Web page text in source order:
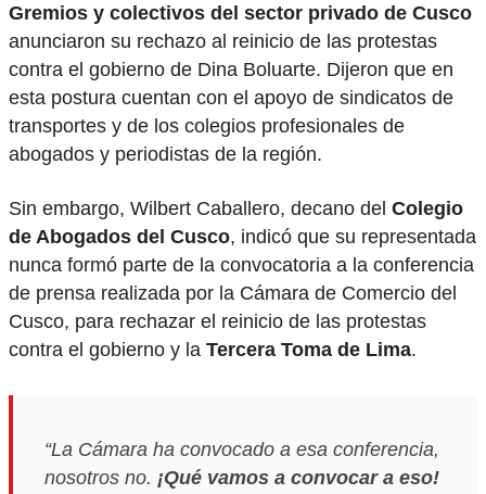
Gremios y colectivos del sector privado de Cusco
anunciaron su rechazo al reinicio de las protestas
contra el gobierno de Dina Boluarte. Dijeron que en
esta postura cuentan con el apoyo de sindicatos de
transportes y de los colegios profesionales de
abogados y periodistas de la región.
Sin embargo, Wilbert Caballero, decano del Colegio
de Abogados del Cusco, indicó que su representada
nunca formó parte de la convocatoria a la conferencia
de prensa realizada por la Cámara de Comercio del
Cusco, para rechazar el reinicio de las protestas
contra el gobierno y la Tercera Toma de Lima.
“La Cámara ha convocado a esa conferencia,
nosotros no. ¡Qué vamos a convocar a eso!